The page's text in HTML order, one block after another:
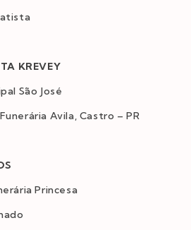
KREVEY
São José
Avila, Castro – PR
Princesa